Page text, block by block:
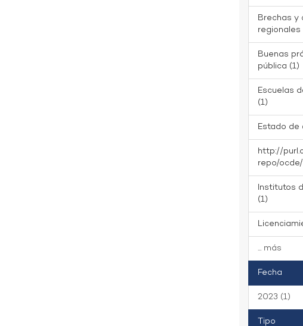
Brechas y
regionales
Buenas
pública (1)
Escuelas
(1)
Estado de
http://
repo/
Institutos
(1)
... más
Fecha
2023 (1)
Tipo